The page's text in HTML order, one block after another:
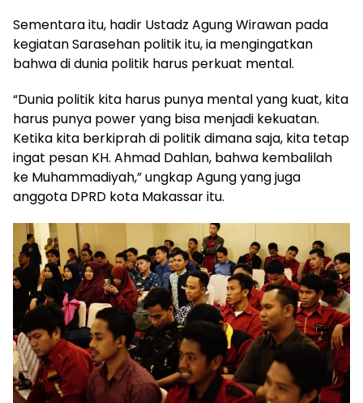
Sementara itu, hadir Ustadz Agung Wirawan pada
kegiatan Sarasehan politik itu, ia mengingatkan
bahwa di dunia politik harus perkuat mental.
“Dunia politik kita harus punya mental yang kuat, kita
harus punya power yang bisa menjadi kekuatan.
Ketika kita berkiprah di politik dimana saja, kita tetap
ingat pesan KH. Ahmad Dahlan, bahwa kembalilah
ke Muhammadiyah,” ungkap Agung yang juga
anggota DPRD kota Makassar itu.